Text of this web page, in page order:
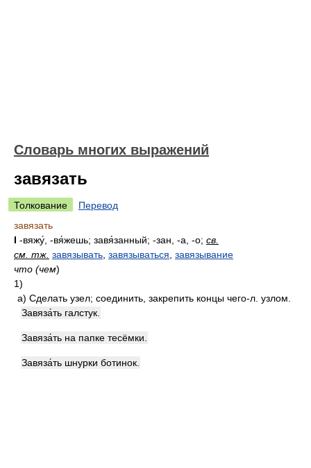
Словарь многих выражений
завязать
Толкование
Перевод
завязать
I -вяжу́, -вя́жешь; завя́занный; -зан, -а, -о; св.
см. тж. завязывать завязываться завязывание
что (чем)
1)
а) Сделать узел; соединить, закрепить концы чего-л. узлом.
Завяза́ть галстук.
Завяза́ть на папке тесёмки.
Завяза́ть шнурки ботинок.